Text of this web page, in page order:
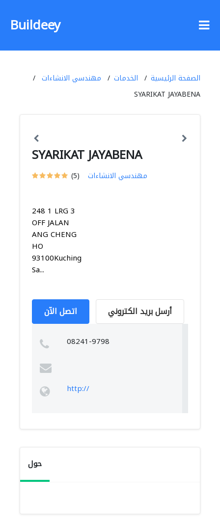
Buildeey
الصفحة الرئيسية الخدمات
مهندسي الانشاءات
SYARIKAT JAYABENA
SYARIKAT JAYABENA
(5) مهندسي الانشاءات
248 1 LRG 3
OFF JALAN
ANG CHENG
HO
93100Kuching
Sa...
اتصل الآن أرسل بريد الكتروني
08241-9798
http://
حول